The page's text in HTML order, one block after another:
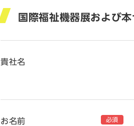
国際福祉機器展および
貴社名
お名前 必須